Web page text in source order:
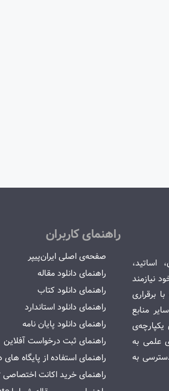
اساتید،
نیازمند
برقراری
منابع
علمی به
به
راهنمای کاربران
صفحه‌ی اصلی ایران‌پیپر
راهنمای دانلود مقاله
راهنمای دانلود کتاب
راهنمای دانلود استاندارد
راهنمای دانلود پایان نامه
راهنمای ثبت درخواست آفلاین
راهنمای استفاده از پایگاه
راهنمای خرید اکانت اختصاصی SciFinder